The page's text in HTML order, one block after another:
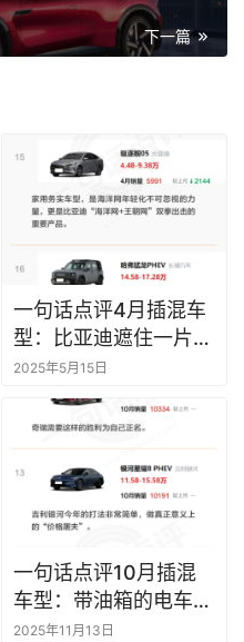
下一篇
一句话点评4月插混车
型：比亚迪遮住一片
天，吉利撕开一道口
2025年5月15日
一句话点评10月插混
车型：带油箱的电车不
好卖了？比亚迪、吉利
2025年11月13日